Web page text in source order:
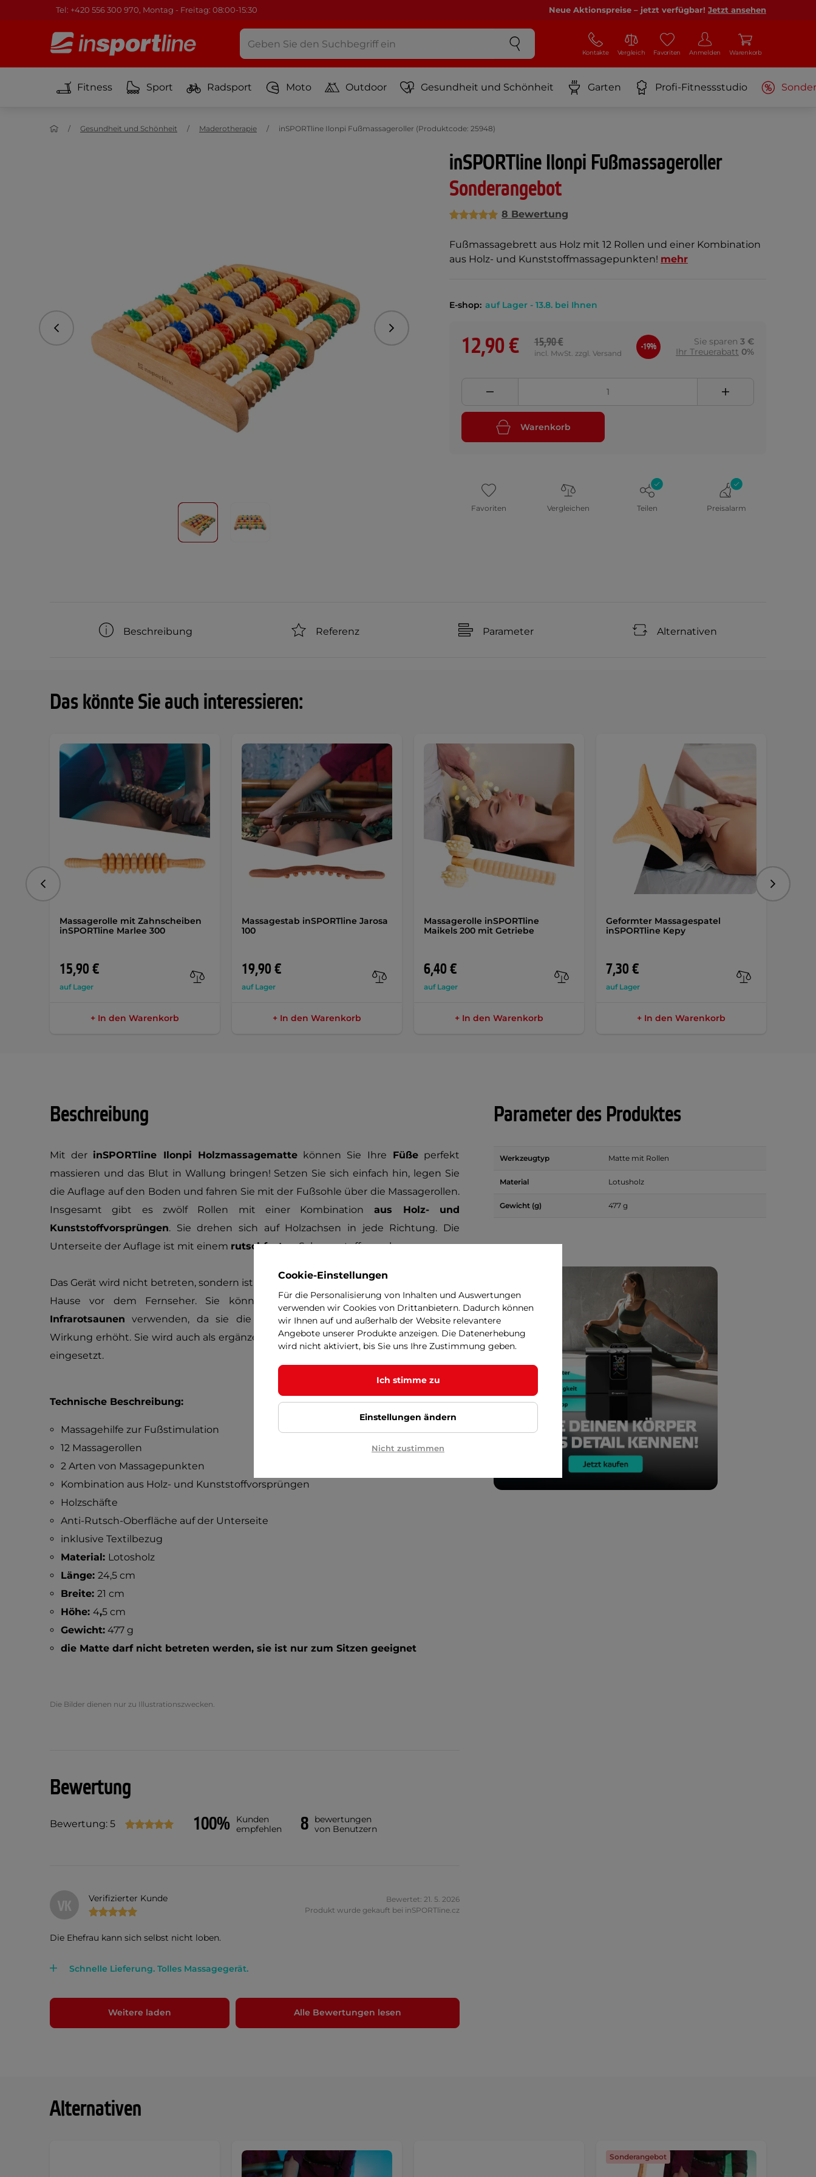
Tel: +420 556 300 970, Montag - Freitag: 08:00-15:30 Neue Aktionspreise – jetzt verfügbar! Jetzt ansehen
Kontakte Vergleich Favoriten Anmelden Warenkorb
Fitness Sport Radsport Moto Outdoor Gesundheit und Schönheit Garten Profi-Fitnessstudio
Gesundheit und Schönheit Maderotherapie inSPORTline Ilonpi Fußmassageroller (Produktcode: 25948)
inSPORTline Ilonpi Fußmassageroller
Sonderangebot
8 Bewertung
Fußmassagebrett aus Holz mit 12 Rollen und einer Kombination
aus Holz- und Kunststoffmassagepunkten! mehr
vorhergehend Folgend
E-shop: auf Lager - 13.8. bei Ihnen
12,90 € 15,90 €
incl. MwSt. zzgl. Versand
-19% Sie sparen 3 €
Ihr Treuerabatt 0%
Warenkorb
Favoriten Vergleichen Teilen Preisalarm
Beschreibung Referenz Parameter Alternativen
Das könnte Sie auch interessieren:
Massagerolle mit Zahnscheiben
inSPORTline Marlee 300
15,90 €
auf Lager
+ In den Warenkorb
Massagestab inSPORTline Jarosa
100
19,90 €
auf Lager
+ In den Warenkorb
Massagerolle inSPORTline
Maikels 200 mit Getriebe
6,40 €
auf Lager
+ In den Warenkorb
Geformter Massagespatel
inSPORTline Kepy
7,30 €
auf Lager
+ In den Warenkorb
vorhergehend Folgend
Beschreibung
Mit der inSPORTline Ilonpi Holzmassagemattekönnen Sie Ihre Füßeperfekt
massieren und das Blut in Wallung bringen! Setzen Sie sich einfach hin, legen Sie
die Auflage auf den Boden und fahren Sie mit der Fußsohle über die Massagerollen.
Insgesamt gibt es zwölf Rollen mit einer Kombination aus Holz- und
Kunststoffvorsprüngen. Sie drehen sich auf Holzachsen in jede Richtung. Die
Unterseite der Auflage ist mit einem rutschfestenSchaumstoff versehen.
Das Gerät wird nicht betreten, sondern ist ideal für den Schreibtisch im Büro oder zu
Hause vor dem Fernseher. Sie können die Matte sogar in Saunen und
Infrarotsaunen verwenden, da sie die Effizienz und die daraus resultierende
Wirkung erhöht. Sie wird auch als ergänzendes Hilfsmittelbei der Maderotherapie
eingesetzt.
Technische Beschreibung:
Massagehilfe zur Fußstimulation
12 Massagerollen
2 Arten von Massagepunkten
Kombination aus Holz- und Kunststoffvorsprüngen
Holzschäfte
Anti-Rutsch-Oberfläche auf der Unterseite
inklusive Textilbezug
Material: Lotosholz
Länge: 24,5 cm
Breite: 21 cm
Höhe: 4,5 cm
Gewicht:477 g
die Matte darf nicht betreten werden, sie ist nur zum Sitzen geeignet
Die Bilder dienen nur zu Illustrationszwecken.
Bewertung
Bewertung: 5 100%
Kunden
empfehlen
8
bewertungen
von Benutzern
VK Verifizierter Kunde
Bewertet: 21. 5. 2026
Produkt wurde gekauft bei inSPORTline.cz
Die Ehefrau kann sich selbst nicht loben.
Schnelle Lieferung. Tolles Massagegerät.
Weitere laden Alle Bewertungen lesen
Parameter des Produktes
Werkzeugtyp Matte mit Rollen
Material Lotusholz
Gewicht (g) 477 g
Alternativen
Sonderangebot
Cookie-Einstellungen
Für die Personalisierung von Inhalten und Auswertungen
verwenden wir Cookies von Drittanbietern. Dadurch können
wir Ihnen auf und außerhalb der Website relevantere
Angebote unserer Produkte anzeigen. Die Datenerhebung
wird nicht aktiviert, bis Sie uns Ihre Zustimmung geben.
Ich stimme zu
Einstellungen ändern
Nicht zustimmen